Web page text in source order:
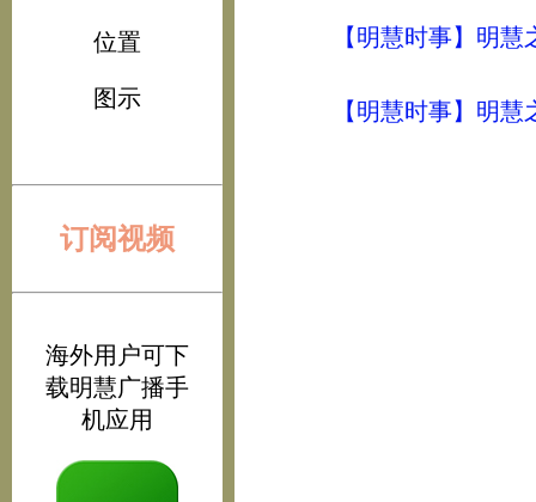
位置
图示
订阅视频
海外用户可下
载明慧广播手
机应用
【明慧时事】明
【明慧时事】明